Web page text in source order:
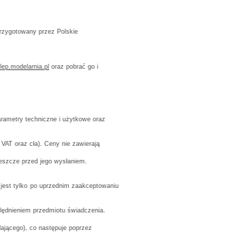
przez Polskie
oraz pobrać go i
techniczne i użytkowe oraz
oraz cła). Ceny nie zawierają
przed jego wysłaniem.
tylko po uprzednim zaakceptowaniu
przedmiotu świadczenia.
co następuje poprzez